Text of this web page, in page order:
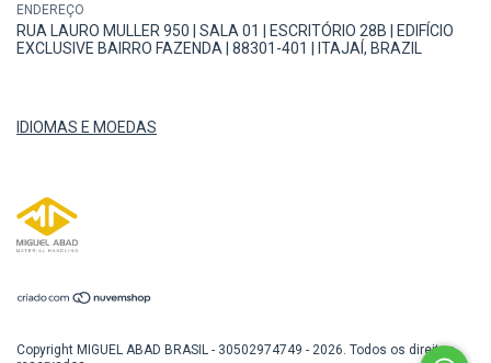
ENDEREÇO
RUA LAURO MULLER 950 | SALA 01 | ESCRITÓRIO 28B | EDIFÍCIO
EXCLUSIVE BAIRRO FAZENDA | 88301-401 | ITAJAÍ, BRAZIL
IDIOMAS E MOEDAS
Copyright MIGUEL ABAD BRASIL - 30502974749 - 2026. Todos os direitos